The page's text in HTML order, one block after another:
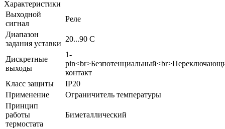
Характеристики
Выходной
сигнал
Реле
Диапазон
задания уставки
20...90 C
Дискретные
выходы
1-
контакт
Класс защиты
IP20
Применение
Ограничитель температуры
Принцип
работы
термостата
Биметаллический